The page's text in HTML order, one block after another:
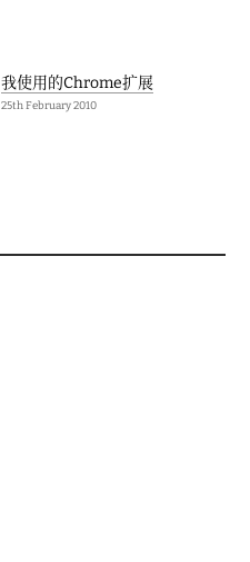
我使用的Chrome扩展
25th February 2010